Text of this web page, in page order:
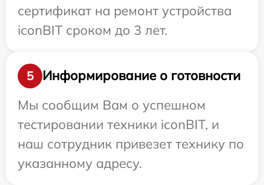
сертификат на ремонт устройства
iconBIT сроком до 3 лет.
5
Информирование о готовности
Мы сообщим Вам о успешном
тестировании техники iconBIT, и
наш сотрудник привезет технику по
указанному адресу.